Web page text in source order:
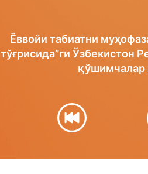
Ёввойи табиатни
тўғрисида”ги Ўзбекистон
қўшимчалар